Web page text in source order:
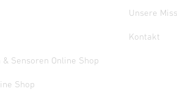
& Sensoren Online Shop
Shop
Unsere
Kontakt